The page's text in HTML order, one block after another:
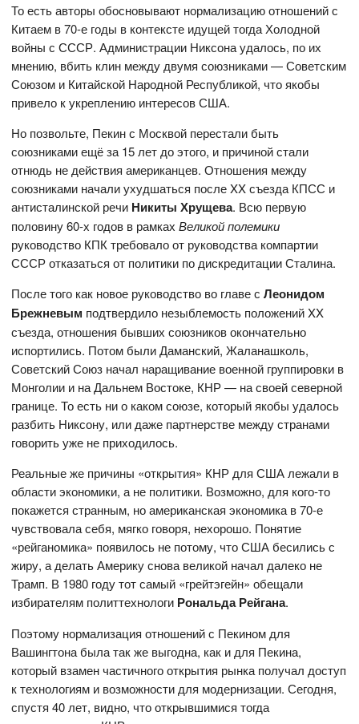
То есть авторы обосновывают нормализацию отношений с
Китаем в 70-е годы в контексте идущей тогда Холодной
войны с СССР. Администрации Никсона удалось, по их
мнению, вбить клин между двумя союзниками — Советским
Союзом и Китайской Народной Республикой, что якобы
привело к укреплению интересов США.
Но позвольте, Пекин с Москвой перестали быть
союзниками ещё за 15 лет до этого, и причиной стали
отнюдь не действия американцев. Отношения между
союзниками начали ухудшаться после XX съезда КПСС и
антисталинской речи Никиты Хрущева. Всю первую
половину 60-х годов в рамкахВеликой полемики
руководство КПК требовало от руководства компартии
СССР отказаться от политики по дискредитации Сталина.
После того как новое руководство во главе сЛеонидом
Брежневым подтвердило незыблемость положений XX
съезда, отношения бывших союзников окончательно
испортились. Потом были Даманский, Жаланашколь,
Советский Союз начал наращивание военной группировки в
Монголии и на Дальнем Востоке, КНР — на своей северной
границе. То есть ни о каком союзе, который якобы удалось
разбить Никсону, или даже партнерстве между странами
говорить уже не приходилось.
Реальные же причины «открытия» КНР для США лежали в
области экономики, а не политики. Возможно, для кого-то
покажется странным, но американская экономика в 70-е
чувствовала себя, мягко говоря, нехорошо. Понятие
«рейганомика» появилось не потому, что США бесились с
жиру, а делать Америку снова великой начал далеко не
Трамп. В 1980 году тот самый «грейтэгейн» обещали
избирателям политтехнологи Рональда Рейгана.
Поэтому нормализация отношений с Пекином для
Вашингтона была так же выгодна, как и для Пекина,
который взамен частичного открытия рынка получал доступ
к технологиям и возможности для модернизации. Сегодня,
спустя 40 лет, видно, что открывшимися тогда